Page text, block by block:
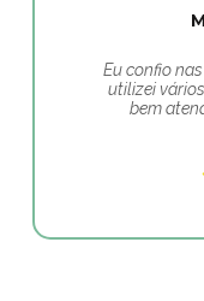
Eu confio
utilizei
bem